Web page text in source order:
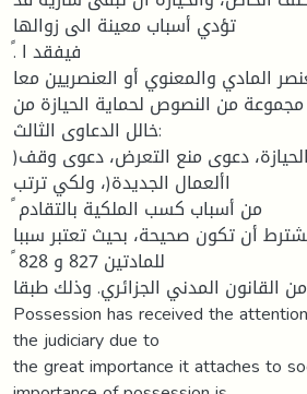
تؤدي أسباب معينة الى زوالها
ً. فيفقد ا
المادي والمعنوي أو العنصريين معا
مجموعة من النصوص لحماية الحيازة من
خالل الدعاوى الثالث:
)دعوى استرداد الحيازة، دعوى منع التعرض، دعوى وقف
األعمال الجديدة(، ولكي ترتب
ً من أسباب كسب الملكية بالتقادم
يشترط أن تكون صحيحة، بحيث تعتبر سببا
ً للمادتين 827 و 828
من القانون المدني الجزائري. وذلك طبقا
Possession has received the
the judiciary due to
the great importance it attaches to